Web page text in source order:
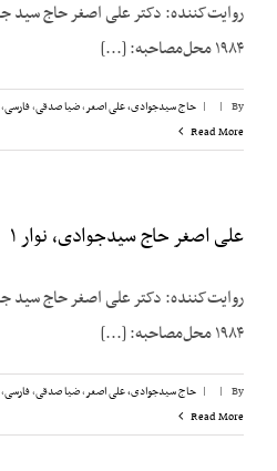
۱۹۸۴ محل‌مصاحبه: [...]
By
|
| حاج سیدجوادی، علی اصغر,ضیا صدقی,فارسی,
Read More
علی اصغر حاج سیدجوادی، نوار ۱
۱۹۸۴ محل‌مصاحبه: [...]
By
|
| حاج سیدجوادی، علی اصغر,ضیا صدقی,فارسی,
Read More